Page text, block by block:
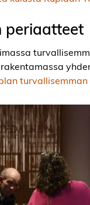
periaatteet